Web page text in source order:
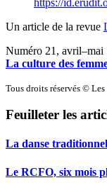
Un article de la revue
Numéro 21, avril–mai
La culture des
Tous droits réservés ©
Feuilleter les
La danse
Le RCFO, six mois